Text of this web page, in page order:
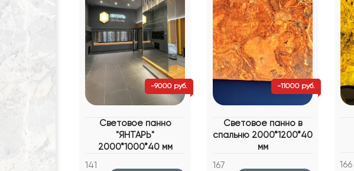
-9000 руб.
Световое панно
"ЯНТАРЬ"
2000*1000*40 мм
141
-11000 руб.
Световое панно в
спальню 2000*1200*40
мм
167
166